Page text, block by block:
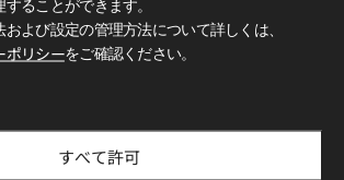
ることができます。
よび設定の管理方法について詳しくは、
ポリシーをご確認ください。
すべて許可